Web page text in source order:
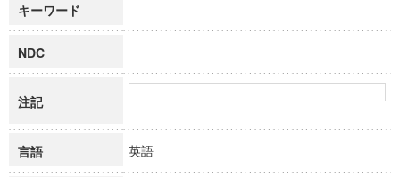
キーワード
NDC
注記
言語 英語